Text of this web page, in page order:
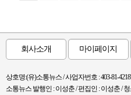
회사소개 마이페이지
상호명:(유)소통뉴스 / 사업자번호 : 403-81-
소통뉴스 발행인 : 이성춘 / 편집인 : 이성춘 /